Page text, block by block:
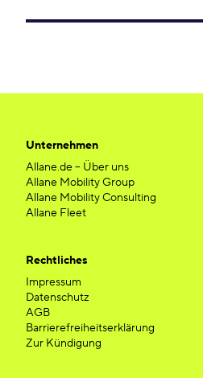
Unternehmen
Allane.de – Über uns
Allane Mobility Group
Allane Mobility Consulting
Allane Fleet
Rechtliches
Impressum
Datenschutz
AGB
Barrierefreiheitserklärung
Zur Kündigung